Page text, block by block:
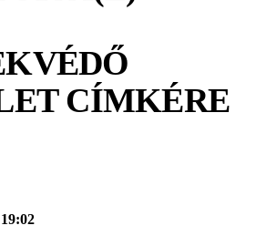
CÍMKÉRE